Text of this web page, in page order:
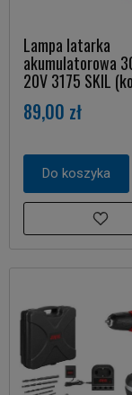
Lampa latarka
akumulatorowa
20V 3175 SKIL
89,00 zł
Do koszyka